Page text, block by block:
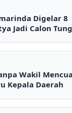
Digelar 8
Jadi Calon
Wakil
Kepala Daerah